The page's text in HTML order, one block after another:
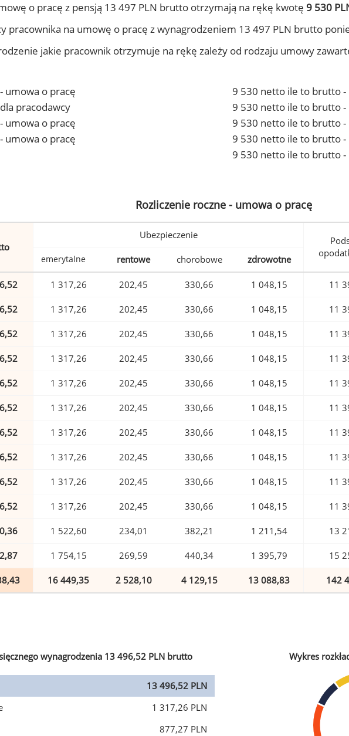
o pracę z pensją 13 497 PLN brutto otrzymają na rękę kwotę 9 530
pracownika na umowę o pracę z wynagrodzeniem 13 497 PLN brutto
jakie pracownik otrzymuje na rękę zależy od rodzaju umowy
umowa o pracę
pracodawcy
umowa o pracę
umowa o pracę
9 530 netto ile to brutto
9 530 netto ile to brutto -
9 530 netto ile to brutto
9 530 netto ile to brutto
9 530 netto ile to brutto
Rozliczenie roczne - umowa o pracę
Ubezpieczenie
emerytalne rentowe chorobowe zdrowotne
1 317,26 202,45 330,66 1 048,15 11
1 317,26 202,45 330,66 1 048,15 11
1 317,26 202,45 330,66 1 048,15 11
1 317,26 202,45 330,66 1 048,15 11
1 317,26 202,45 330,66 1 048,15 11
1 317,26 202,45 330,66 1 048,15 11
1 317,26 202,45 330,66 1 048,15 11
1 317,26 202,45 330,66 1 048,15 11
1 317,26 202,45 330,66 1 048,15 11
1 317,26 202,45 330,66 1 048,15 11
1 522,60 234,01 382,21 1 211,54 13
1 754,15 269,59 440,34 1 395,79 15
16 449,35 2 528,10 4 129,15 13 088,83 142
wynagrodzenia 13 496,52 PLN brutto
13 496,52 PLN
1 317,26 PLN
877,27 PLN
Wykres